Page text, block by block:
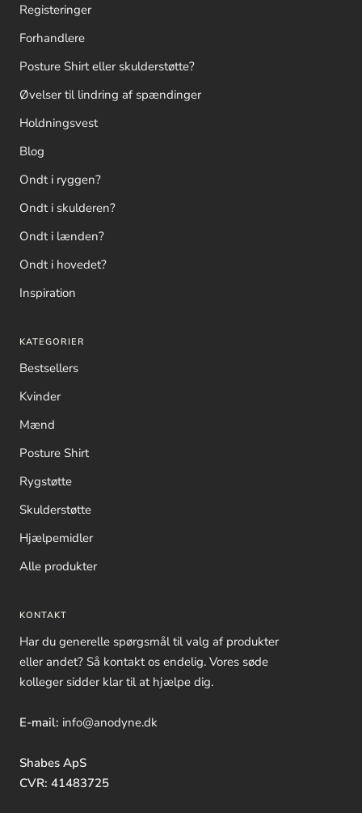
Registeringer
Forhandlere
Posture Shirt eller skulderstøtte?
Øvelser til lindring af spændinger
Holdningsvest
Blog
Ondt i ryggen?
Ondt i skulderen?
Ondt i lænden?
Ondt i hovedet?
Inspiration
KATEGORIER
Bestsellers
Kvinder
Mænd
Posture Shirt
Rygstøtte
Skulderstøtte
Hjælpemidler
Alle produkter
KONTAKT
Har du generelle spørgsmål til valg af produkter
eller andet? Så kontakt os endelig. Vores søde
kolleger sidder klar til at hjælpe dig.
E-mail: info@anodyne.dk
Shabes ApS
CVR: 41483725